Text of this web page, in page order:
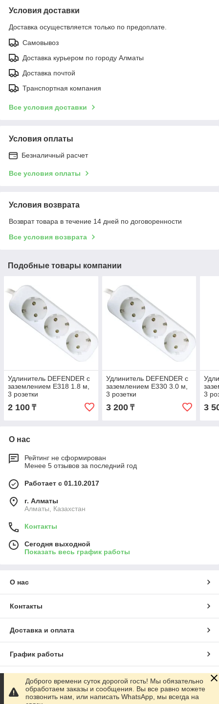
Условия доставки
Доставка осуществляется только по предоплате.
Самовывоз
Доставка курьером по городу Алматы
Доставка почтой
Транспортная компания
Все условия доставки
Условия оплаты
Безналичный расчет
Все условия оплаты
Условия возврата
Возврат товара в течение 14 дней по договоренности
Все условия возврата
Подобные товары компании
Удлинитель DEFENDER с
заземлением E318 1.8 м,
3 розетки
2 100 ₸
Удлинитель DEFENDER с
заземлением E330 3.0 м,
3 розетки
3 200₸
3
3
О нас
Рейтинг не сформирован
Менее 5 отзывов за последний год
Работает с 01.10.2017
г. Алматы
Алматы, Казахстан
Контакты
Сегодня выходной
Показать весь график работы
О нас
Контакты
Доставка и оплата
График работы
Полная версия сайта
Сайт создан на маркетплейсе
Доброго времени суток дорогой гость! Мы обязательно
обработаем заказы и сообщения. Вы все равно можете
позвонить нам, или написать WhatsApp, мы всегда на